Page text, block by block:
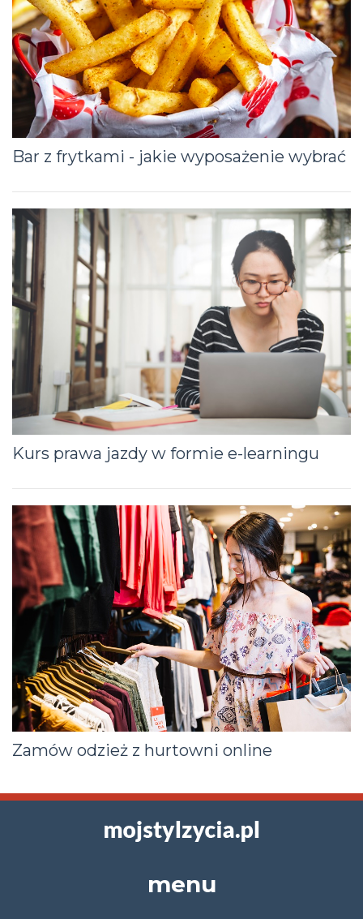
Bar z frytkami - jakie wyposażenie wybrać
Kurs prawa jazdy w formie e-learningu
Zamów odzież z hurtowni online
menu